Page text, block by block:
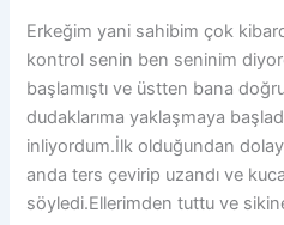
Erkeğim yani sahibim çok
kontrol senin ben seninim
başlamıştı ve üstten bana
dudaklarıma yaklaşmaya
inliyordum.İlk olduğundan
anda ters çevirip uzandı ve
söyledi.Ellerimden tuttu ve